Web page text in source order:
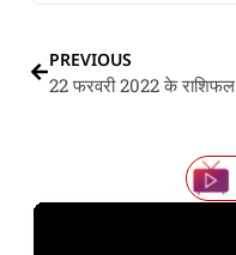
PREVIOUS
22 फरवरी 2022 के राशिफल